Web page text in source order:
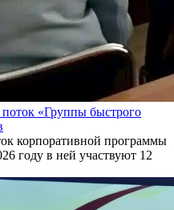
«Группы быстрого
корпоративной программы
году в ней участвуют 12